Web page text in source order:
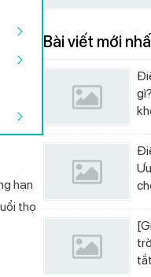
hạn
thọ
Bài viết mới